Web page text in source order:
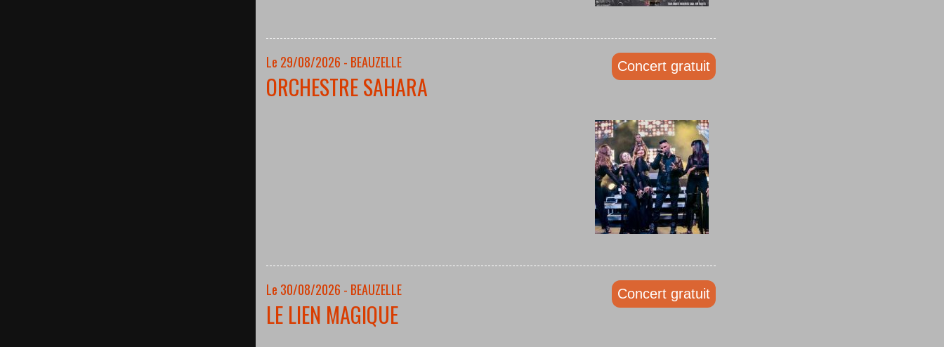
Le 29/08/2026 - BEAUZELLE
ORCHESTRE SAHARA
Concert gratuit
Le 30/08/2026 - BEAUZELLE
LE LIEN MAGIQUE
Concert gratuit